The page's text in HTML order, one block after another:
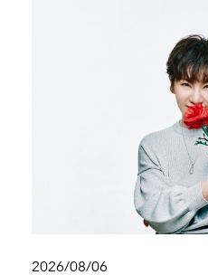
2026/08/06